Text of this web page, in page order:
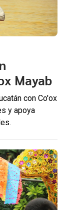
Mayab
con Co'ox
y apoya